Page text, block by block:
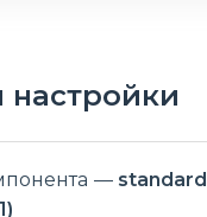
— standard